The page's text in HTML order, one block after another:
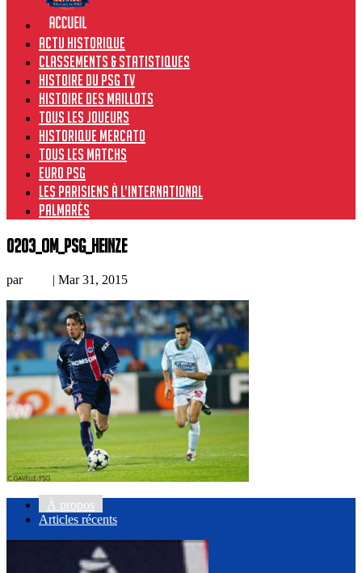
Actu historique
Classements & Statistiques
Histoire du PSG TV
Histoire des maillots
Tous les joueurs
Historique Mercato
Tous les matchs
Euro PSG
Les Parisiens à l’international
Palmarès
0203_OM_PSG_Heinze
par | Mar 31, 2015
À propos
Articles récents